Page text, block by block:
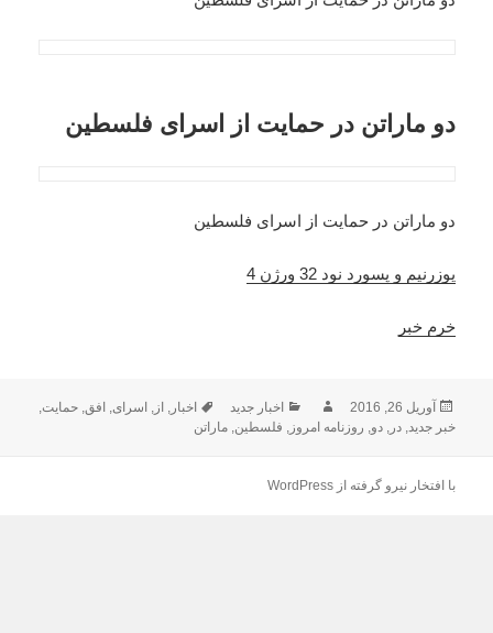
دو ماراتن در حمایت از اسرای فلسطین
دو ماراتن در حمایت از اسرای فلسطین
یوزرنیم و پسورد نود 32 ورژن 4
خرم خبر
ارسال
شده
آوریل 26, 2016 نویسندهدسته‌ها
اخبار جدید برچسب‌ها
اخبار, از, اسرای, افق,حمایت,
خبر جدید,در,دو, روزنامه امروز, فلسطین,ماراتن
با افتخار نیرو گرفته از WordPress